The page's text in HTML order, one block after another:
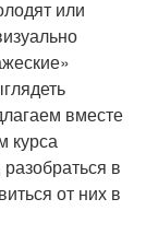
или
вместе
курса
в
от них в